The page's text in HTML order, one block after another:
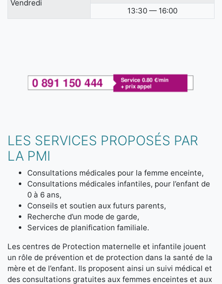
Vendredi
13:30 — 16:00
LES SERVICES PROPOSÉS PAR
LA PMI
Consultations médicales pour la femme enceinte,
Consultations médicales infantiles, pour l’enfant de
0 à 6 ans,
Conseils et soutien aux futurs parents,
Recherche d’un mode de garde,
Services de planification familiale.
Les centres de Protection maternelle et infantile jouent
un rôle de prévention et de protection dans la santé de la
mère et de l’enfant. Ils proposent ainsi un suivi médical et
des consultations gratuites aux femmes enceintes et aux